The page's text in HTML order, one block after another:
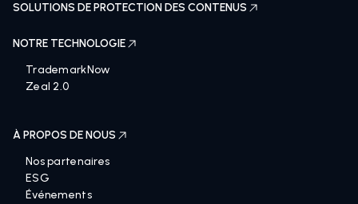
SOLUTIONS DE PROTECTION DES CONTENUS
NOTRE TECHNOLOGIE
TrademarkNow
Zeal 2.0
À PROPOS DE NOUS
Nos partenaires
ESG
Événements